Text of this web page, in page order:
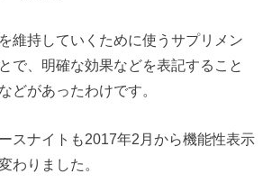
維持していくために使うサプリメン
で、明確な効果などを表記すること
どがあったわけです。
スナイトも2017年2月から機能性表示
わりました。